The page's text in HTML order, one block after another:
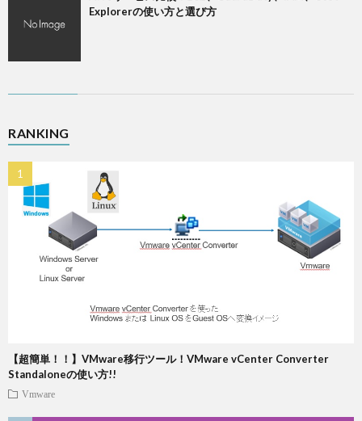
Explorerの使い方と選び方
RANKING
【超簡単！！】VMware移行ツール！VMware vCenter Converter
Standaloneの使い方!!
Vmware